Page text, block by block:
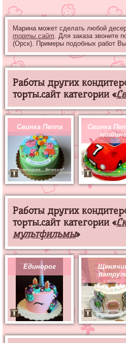
Марина может сделать любой
торты.сайт. Для заказа звоните
(Орск). Примеры подобных работ
Работы других
торты.сайт категории «
Свинка Пеппа
Свинка
машине
Работы других
торты.сайт категории «
мультфильмы»
Единорог